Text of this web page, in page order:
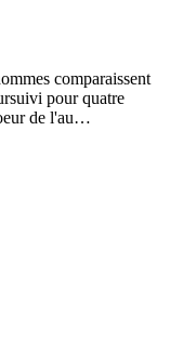
comparaissent
pour quatre
de l'au…